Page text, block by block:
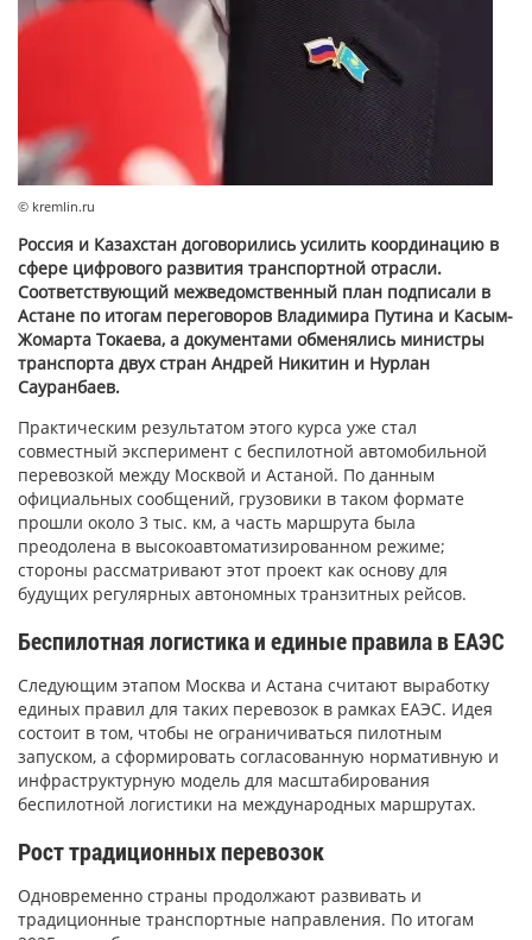
© kremlin.ru
Россия и Казахстан договорились усилить координацию в
сфере цифрового развития транспортной отрасли.
Соответствующий межведомственный план подписали в
Астане по итогам переговоров Владимира Путина и Касым-
Жомарта Токаева, а документами обменялись министры
транспорта двух стран Андрей Никитин и Нурлан
Сауранбаев.
Практическим результатом этого курса уже стал
совместный эксперимент с беспилотной автомобильной
перевозкой между Москвой и Астаной. По данным
официальных сообщений, грузовики в таком формате
прошли около 3 тыс. км, а часть маршрута была
преодолена в высокоавтоматизированном режиме;
стороны рассматривают этот проект как основу для
будущих регулярных автономных транзитных рейсов.
Беспилотная логистика и единые правила в ЕАЭС
Следующим этапом Москва и Астана считают выработку
единых правил для таких перевозок в рамках ЕАЭС. Идея
состоит в том, чтобы не ограничиваться пилотным
запуском, а сформировать согласованную нормативную и
инфраструктурную модель для масштабирования
беспилотной логистики на международных маршрутах.
Рост традиционных перевозок
Одновременно страны продолжают развивать и
традиционные транспортные направления. По итогам